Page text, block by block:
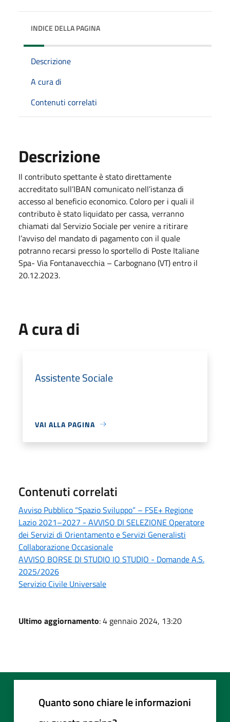
INDICE DELLA PAGINA
Descrizione
A cura di
Contenuti correlati
Descrizione
Il contributo spettante è stato direttamente
accreditato sull’IBAN comunicato nell’istanza di
accesso al beneficio economico. Coloro per i quali il
contributo è stato liquidato per cassa, verranno
chiamati dal Servizio Sociale per venire a ritirare
l’avviso del mandato di pagamento con il quale
potranno recarsi presso lo sportello di Poste Italiane
Spa- Via Fontanavecchia – Carbognano (VT) entro il
20.12.2023.
A cura di
Assistente Sociale
VAI ALLA PAGINA
Contenuti correlati
Avviso Pubblico “Spazio Sviluppo” – FSE+ Regione
Lazio 2021–2027 - AVVISO DI SELEZIONE Operatore
dei Servizi di Orientamento e Servizi Generalisti
Collaborazione Occasionale
AVVISO BORSE DI STUDIO IO STUDIO - Domande A.S.
2025/2026
Servizio Civile Universale
Ultimo aggiornamento: 4 gennaio 2024, 13:20
Quanto sono chiare le informazioni